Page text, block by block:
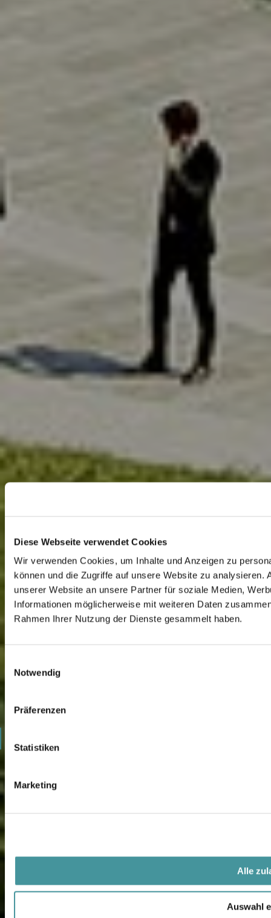
Diese Webseite verwendet Cookies
Wir verwenden Cookies, um Inhalte und Anzeigen zu
können und die Zugriffe auf unsere Website zu
unserer Website an unsere Partner für soziale Medien,
Informationen möglicherweise mit weiteren Daten
Rahmen Ihrer Nutzung der Dienste gesammelt haben.
Notwendig
Präferenzen
Statistiken
Marketing
Alle
Auswahl
2
3
5